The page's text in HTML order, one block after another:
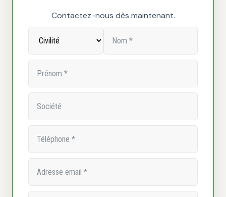
Contactez-nous dès maintenant.